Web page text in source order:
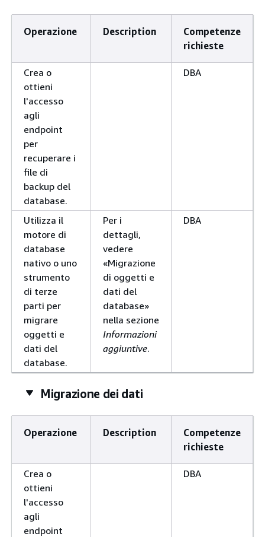
Operazione Description
Competenze
richieste
Crea o
ottieni
l'accesso
agli
endpoint
per
recuperare i
file di
backup del
database.
DBA
Utilizza il
motore di
database
nativo o uno
strumento
di terze
parti per
migrare
oggetti e
dati del
database.
Per i
dettagli,
vedere
«Migrazione
di oggetti e
dati del
database»
nella sezione
Informazioni
aggiuntive.
DBA
Migrazione dei dati
Operazione Description
Competenze
richieste
Crea o
ottieni
l'accesso
agli
endpoint
DBA